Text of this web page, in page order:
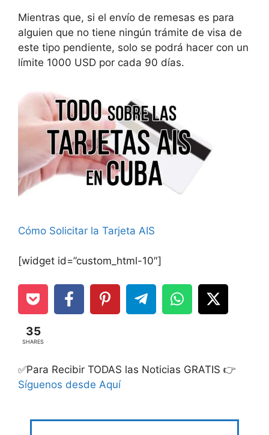
Mientras que, si el envío de remesas es para
alguien que no tiene ningún trámite de visa de
este tipo pendiente, solo se podrá hacer con un
límite 1000 USD por cada 90 días.
Cómo Solicitar la Tarjeta AIS
[widget id=”custom_html-10″]
35
SHARES
✅Para Recibir TODAS las Noticias GRATIS 👉
Síguenos desde Aquí